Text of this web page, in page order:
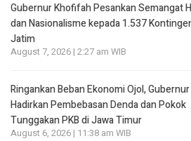
Gubernur Khofifah Pesankan Semangat
dan Nasionalisme kepada 1.537
Jatim
August 7, 2026 | 2:27 am WIB
Ringankan Beban Ekonomi Ojol,
Hadirkan Pembebasan Denda dan Pokok
Tunggakan PKB di Jawa Timur
August 6, 2026 | 11:38 am WIB